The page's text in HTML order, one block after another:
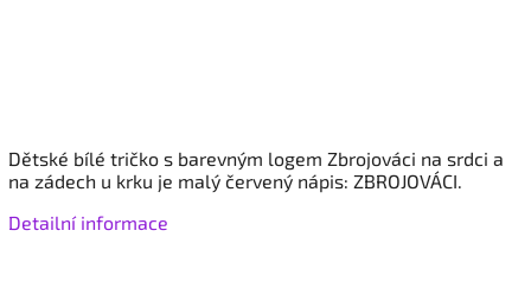
Dětské bílé tričko s barevným logem Zbrojováci na srdci a
na zádech u krku je malý červený nápis: ZBROJOVÁCI.
Detailní informace